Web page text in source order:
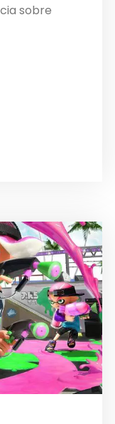
sobre
2 Ya...